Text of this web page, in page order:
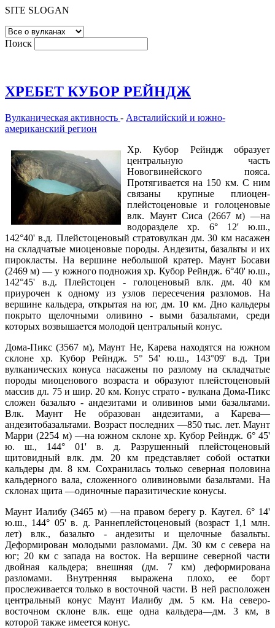
SITE SLOGAN
Поиск
ХРЕБЕТ КУБОР РЕЙНДЖ
Вулканическая активность - Австалийский и южно-
американский регион
Хр. Кубор Рейндж образует
центральную часть
Новогвинейского пояса.
Протягивается на 150 км. С ним
связаны крупные плиоцен-
плейстоценовые и голоценовые
влк. Маунт Сиса (2667 м) —на
водоразделе хр. 6° 12' ю.ш.,
142°40' в.д. Плейстоценовый стратовулкан дм. 30 км насажен
на складчатые миоценовые породы. Андезиты, базальты и их
пирокласты. На вершине небольшой кратер. Маунт Босави
(2469 м) — у южного подножия хр. Кубор Рейндж. 6°40' ю.ш.,
142°45' в.д. Плейстоцен - голоценовый влк. дм. 40 км
приурочен к одному из узлов пересечения разломов. На
вершине кальдера, открытая на юг, дм. 10 км. Дно кальдеры
покрыто щелочными оливино - выми базальтами, среди
которых возвышается молодой центральный конус.
Дома-Пикс (3567 м), Маунт Не, Карева находятся на южном
склоне хр. Кубор Рейндж. 5° 54' ю.ш., 143°09' в.д. Три
вулканических конуса насажены по разлому на складчатые
породы миоценового возраста и образуют плейстоценовый
массив дл. 75 и шир. 20 км. Конус страто - вулкана Дома-Пикс
сложен базальто - андезитами и оливинов ыми базальтами.
Влк. Маунт Не образован андезитами, а Карева—
андезитобазальтами. Возраст последних —850 тыс. лет. Маунт
Марри (2254 м) —на южном склоне хр. Кубор Рейндж. 6° 45'
ю. ш., 144° 01' в. д. Разрушенный плейстоценовый
щитовидный влк. дм. 20 км представляет собой остатки
кальдеры дм. 8 км. Сохранилась только северная половина
кальдерного вала, сложенного оливиновыми базальтами. На
склонах щита —одиночные паразитические конусы.
Маунт Иалибу (3465 м) —на правом берегу р. Каугел. 6° 14'
ю.ш., 144° 05' в. д. Раннеплейстоценовый (возраст 1,1 млн.
лет) влк., базальто - андезиты и щелочные базальты.
Деформирован молодыми разломами. Дм. 30 км с севера на
юг; 20 км с запада на восток. На вершине северной части
двойная кальдера; внешняя (дм. 7 км) деформирована
разломами. Внутренняя выражена плохо, ее борт
прослеживается только в восточной части. В ней расположен
центральный конус Маунт Иалибу дм. 5 км. На северо-
восточном склоне влк. еще одна кальдера—дм. 3 км, в
которой также имеется конус.